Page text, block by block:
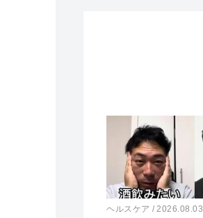
ヘルスケア 2026.08.03